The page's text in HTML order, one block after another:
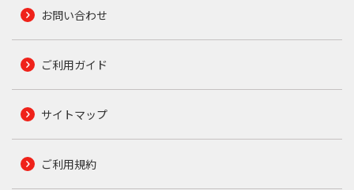
お問い合わせ
ご利用ガイド
サイトマップ
ご利用規約